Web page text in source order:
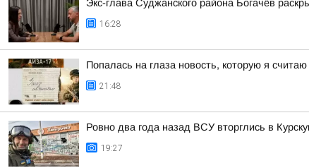
Экс-глава Суджанского района Богачёв
16:28
Попалась на глаза новость, которую я
21:48
Ровно два года назад ВСУ вторглись в
19:27